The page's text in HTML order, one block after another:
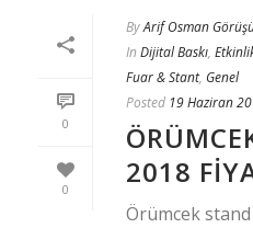
0
0
ByArif Osman
In Dijital Baskı,
Fuar & Stant, Genel
Posted 19 Haziran
2018
Örümcek stand